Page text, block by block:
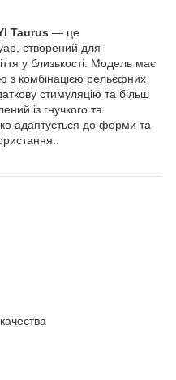
Taurus — це
створений для
у близькості. Модель має
з комбінацією рельєфних
стимуляцію та більш
із гнучкого та
адаптується до форми та